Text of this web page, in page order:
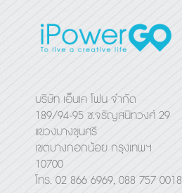
บริษัท เอ็นเค โฟน จำกัด
189/94-95 ซ.จรัญสนิทวงศ์ 29
แขวงบางขุนศรี
เขตบางกอกน้อย กรุงเทพฯ
10700
โทร. 02 866 6969, 088 757 0018